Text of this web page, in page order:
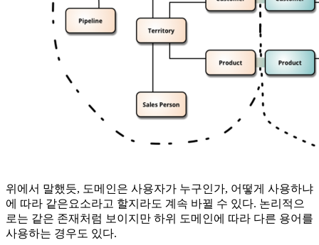
위에서 말했듯, 도메인은 사용자가 누구인가, 어떻게 사용하냐
에 따라 같은요소라고 할지라도 계속 바뀔 수 있다. 논리적으
로는 같은 존재처럼 보이지만 하위 도메인에 따라 다른 용어를
사용하는 경우도 있다.